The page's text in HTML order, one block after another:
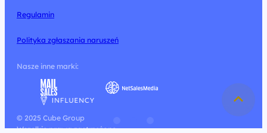
Nasze inne marki:
Regulamin
Polityka zgłaszania naruszeń
© 2025 Cube Group
Wszelkie prawa zastrzeżone